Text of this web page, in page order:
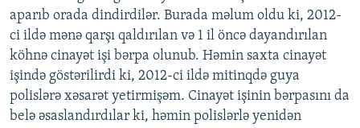
aparıb orada dindirdilər. Burada məlum oldu ki, 2012-
ci ildə mənə qarşı qaldırılan və 1 il öncə dayandırılan
köhnə cinayət işi bərpa olunub. Həmin saxta cinayət
işində göstərilirdi ki, 2012-ci ildə mitinqdə guya
polislərə xəsarət yetirmişəm. Cinayət işinin bərpasını da
belə əsaslandırdılar ki, həmin polislərlə yenidən